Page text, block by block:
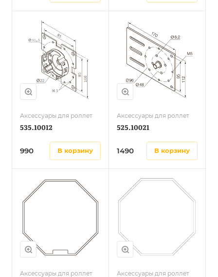
Аксессуары для роллет
535.10012
990 в корзину
Аксессуары для роллет
525.10021
1490 в корзину
Аксессуары для роллет Аксессуары для роллет